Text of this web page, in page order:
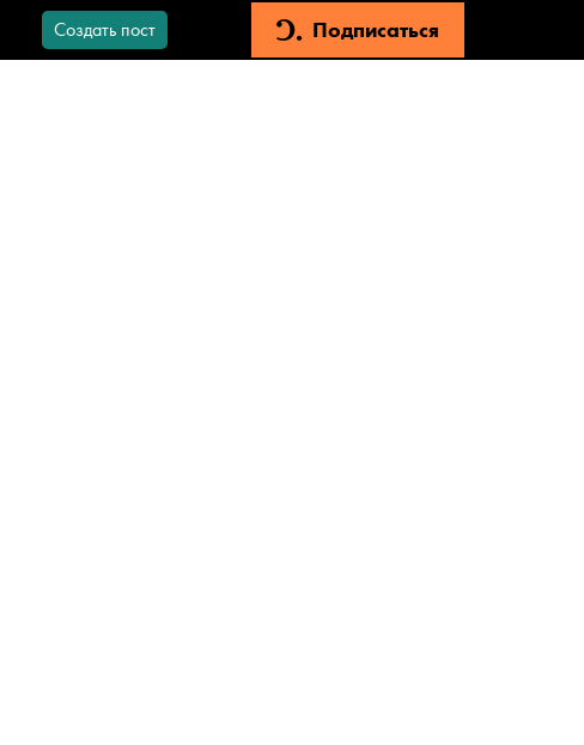
Создать пост Подписаться